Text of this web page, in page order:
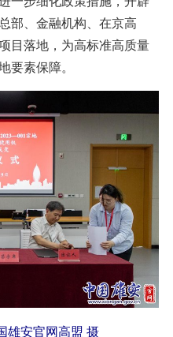
部、金融机构、在京高
目落地，为高标准高质量
要素保障。
雄安官网高盟 摄